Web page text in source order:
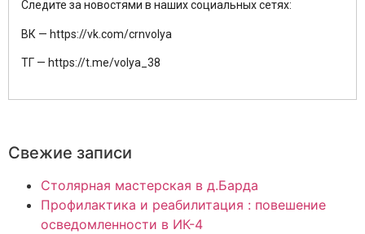
Следите за новостями в наших социальных сетях:
ВК — https://vk.com/crnvolya
ТГ — https://t.me/volya_38
Свежие записи
Столярная мастерская в д.Барда
Профилактика и реабилитация : повешение
осведомленности в ИК-4